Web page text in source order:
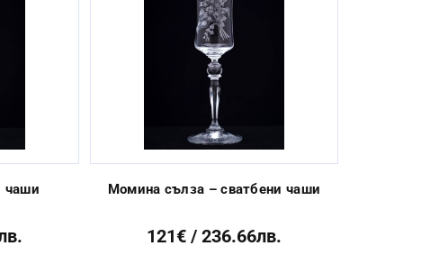
чаши Момина сълза – сватбени чаши
121€ / 236.66лв.